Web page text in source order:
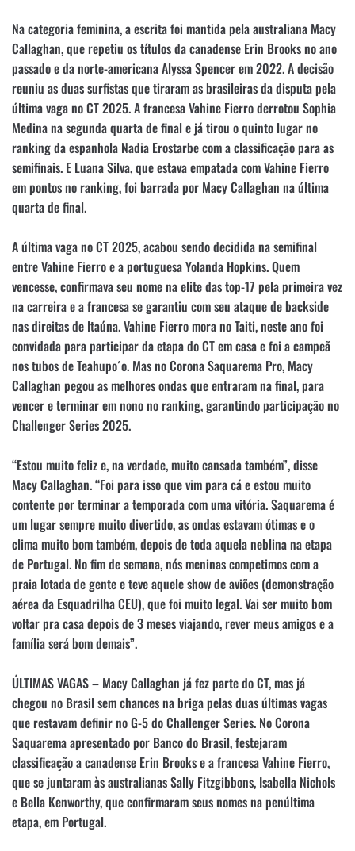
Na categoria feminina, a escrita foi mantida pela australiana Macy
Callaghan, que repetiu os títulos da canadense Erin Brooks no ano
passado e da norte-americana Alyssa Spencer em 2022. A decisão
reuniu as duas surfistas que tiraram as brasileiras da disputa pela
última vaga no CT 2025. A francesa Vahine Fierro derrotou Sophia
Medina na segunda quarta de final e já tirou o quinto lugar no
ranking da espanhola Nadia Erostarbe com a classificação para as
semifinais. E Luana Silva, que estava empatada com Vahine Fierro
em pontos no ranking, foi barrada por Macy Callaghan na última
quarta de final.
A última vaga no CT 2025, acabou sendo decidida na semifinal
entre Vahine Fierro e a portuguesa Yolanda Hopkins. Quem
vencesse, confirmava seu nome na elite das top-17 pela primeira vez
na carreira e a francesa se garantiu com seu ataque de backside
nas direitas de Itaúna. Vahine Fierro mora no Taiti, neste ano foi
convidada para participar da etapa do CT em casa e foi a campeã
nos tubos de Teahupo´o. Mas no Corona Saquarema Pro, Macy
Callaghan pegou as melhores ondas que entraram na final, para
vencer e terminar em nono no ranking, garantindo participação no
Challenger Series 2025.
“Estou muito feliz e, na verdade, muito cansada também”, disse
Macy Callaghan. “Foi para isso que vim para cá e estou muito
contente por terminar a temporada com uma vitória. Saquarema é
um lugar sempre muito divertido, as ondas estavam ótimas e o
clima muito bom também, depois de toda aquela neblina na etapa
de Portugal. No fim de semana, nós meninas competimos com a
praia lotada de gente e teve aquele show de aviões (demonstração
aérea da Esquadrilha CEU), que foi muito legal. Vai ser muito bom
voltar pra casa depois de 3 meses viajando, rever meus amigos e a
família será bom demais”.
ÚLTIMAS VAGAS – Macy Callaghan já fez parte do CT, mas já
chegou no Brasil sem chances na briga pelas duas últimas vagas
que restavam definir no G-5 do Challenger Series. No Corona
Saquarema apresentado por Banco do Brasil, festejaram
classificação a canadense Erin Brooks e a francesa Vahine Fierro,
que se juntaram às australianas Sally Fitzgibbons, Isabella Nichols
e Bella Kenworthy, que confirmaram seus nomes na penúltima
etapa, em Portugal.